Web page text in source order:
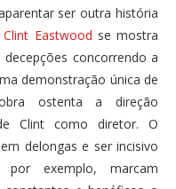
ser outra história
Clint Eastwood se mostra
concorrendo a
demonstração única de
ostenta a direção
Clint como diretor. O
delongas e ser incisivo
por exemplo, marcam